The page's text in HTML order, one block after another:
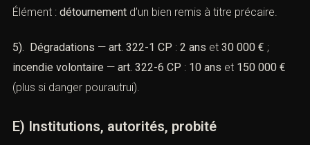
Élément : détournement d’un bien remis à titre précaire.
5). Dégradations — art. 322-1 CP : 2 ans et 30 000 € ;
incendie volontaire — art. 322-6 CP : 10 ans et 150 000 €
(plus si danger pourautrui).
E) Institutions, autorités, probité